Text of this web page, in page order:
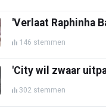
'Verlaat Raphinha
146 stemmen
'City wil zwaar
302 stemmen